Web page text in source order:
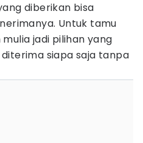
diberikan bisa
Untuk tamu
jadi pilihan yang
siapa saja tanpa